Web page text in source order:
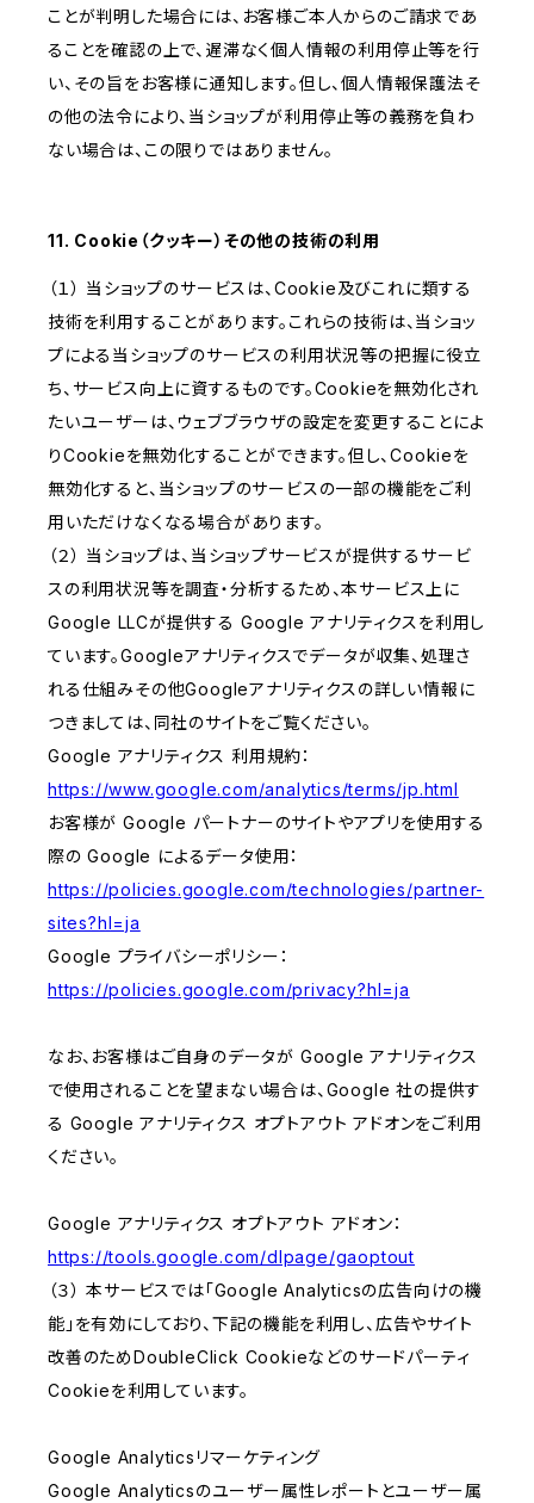
ことが判明した場合には、お客様ご本人からのご請求であ
ることを確認の上で、遅滞なく個人情報の利用停止等を行
い、その旨をお客様に通知します。但し、個人情報保護法そ
の他の法令により、当ショップが利用停止等の義務を負わ
ない場合は、この限りではありません。
11. Cookie（クッキー）その他の技術の利用
（１） 当ショップのサービスは、Cookie及びこれに類する
技術を利用することがあります。これらの技術は、当ショッ
プによる当ショップのサービスの利用状況等の把握に役立
ち、サービス向上に資するものです。Cookieを無効化され
たいユーザーは、ウェブブラウザの設定を変更することによ
りCookieを無効化することができます。但し、Cookieを
無効化すると、当ショップのサービスの一部の機能をご利
用いただけなくなる場合があります。
（２） 当ショップは、当ショップサービスが提供するサービ
スの利用状況等を調査・分析するため、本サービス上に
Google LLCが提供する Google アナリティクスを利用し
ています。Googleアナリティクスでデータが収集、処理さ
れる仕組みその他Googleアナリティクスの詳しい情報に
つきましては、同社のサイトをご覧ください。
Google アナリティクス 利用規約：
https://www.google.com/analytics/terms/jp.html
お客様が Google パートナーのサイトやアプリを使用する
際の Google によるデータ使用：
https://policies.google.com/technologies/partner-
sites?hl=ja
Google プライバシーポリシー：
https://policies.google.com/privacy?hl=ja
なお、お客様はご自身のデータが Google アナリティクス
で使用されることを望まない場合は、Google 社の提供す
る Google アナリティクス オプトアウト アドオンをご利用
ください。
Google アナリティクス オプトアウト アドオン：
https://tools.google.com/dlpage/gaoptout
（３） 本サービスでは「Google Analyticsの広告向けの機
能」を有効にしており、下記の機能を利用し、広告やサイト
改善のためDoubleClick Cookieなどのサードパーティ
Cookieを利用しています。
Google Analyticsリマーケティング
Google Analyticsのユーザー属性レポートとユーザー属